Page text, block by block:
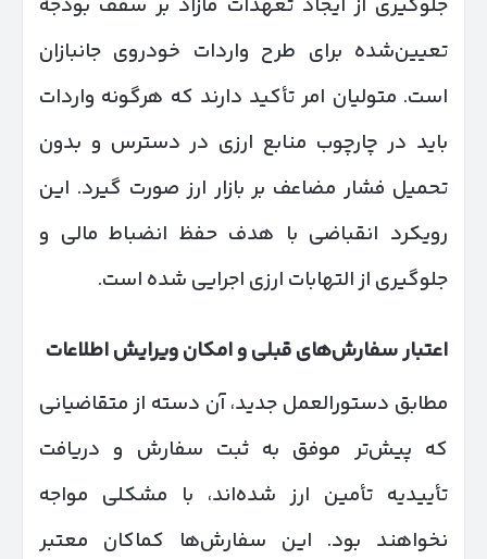
تعیین‌شده برای طرح واردات خودروی جانبازان
است. متولیان امر تأکید دارند که هرگونه واردات
باید در چارچوب منابع ارزی در دسترس و بدون
تحمیل فشار مضاعف بر بازار ارز صورت گیرد. این
رویکرد انقباضی با هدف حفظ انضباط مالی و
جلوگیری از التهابات ارزی اجرایی شده است.
اعتبار سفارش‌های قبلی و امکان ویرایش اطلاعات
مطابق دستورالعمل جدید، آن دسته از متقاضیانی
که پیش‌تر موفق به ثبت سفارش و دریافت
تأییدیه تأمین ارز شده‌اند، با مشکلی مواجه
نخواهند بود. این سفارش‌ها کماکان معتبر